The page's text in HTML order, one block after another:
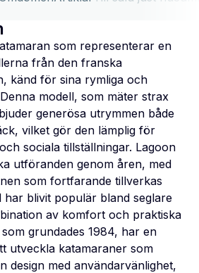
som representerar en
från den franska
känd för sina rymliga och
modell, som mäter strax
generösa utrymmen både
vilket gör den lämplig för
sociala tillställningar. Lagoon
utföranden genom åren, med
som fortfarande tillverkas
har blivit populär bland seglare
av komfort och praktiska
grundades 1984, har en
utveckla katamaraner som
design med användarvänlighet,